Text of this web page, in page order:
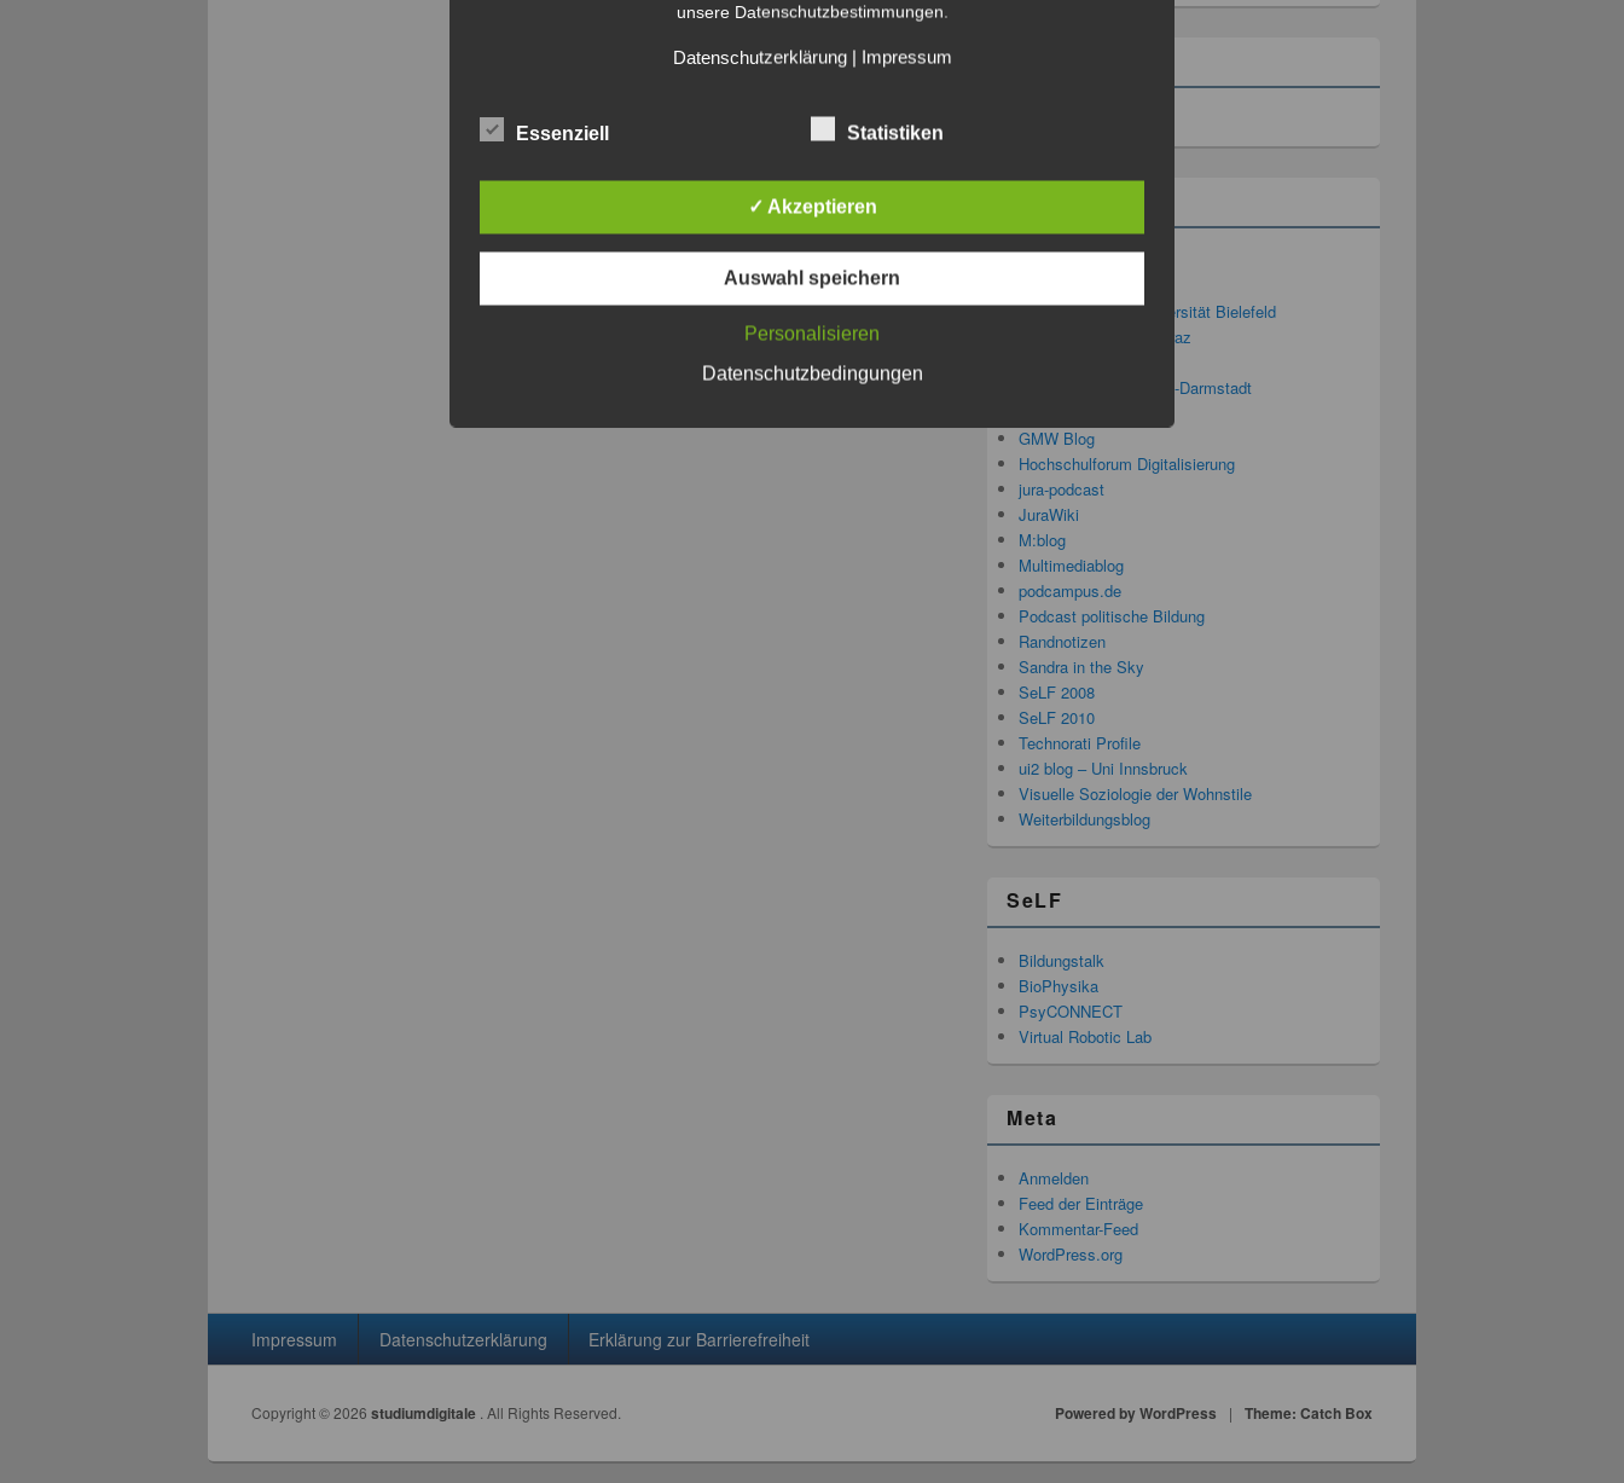
e-Denkarium
E-Learning 3D – Universität Bielefeld
e-Learning Blog TU Graz
eLearning-Blog der TU-Darmstadt
GMW Blog
Hochschulforum Digitalisierung
jura-podcast
JuraWiki
M:blog
Multimediablog
podcampus.de
Podcast politische Bildung
Randnotizen
Sandra in the Sky
SeLF 2008
SeLF 2010
Technorati Profile
ui2 blog – Uni Innsbruck
Visuelle Soziologie der Wohnstile
Weiterbildungsblog
SeLF
Bildungstalk
BioPhysika
PsyCONNECT
Virtual Robotic Lab
Meta
Anmelden
Feed der Einträge
Kommentar-Feed
WordPress.org
Seitenfuß-Menü
Impressum Datenschutzerklärung Erklärung zur Barrierefreiheit
Copyright © 2026 studiumdigitale . All Rights Reserved. Powered by WordPress | Theme: Catch Box
unsere Datenschutzbestimmungen.
Datenschutzerklärung| Impressum
Essenziell Statistiken
✓ Akzeptieren
Auswahl speichern
Personalisieren
Datenschutzbedingungen